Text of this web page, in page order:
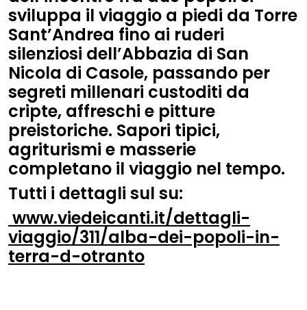
sviluppa il viaggio a piedi da Torre
Sant’Andrea fino ai ruderi
silenziosi dell’Abbazia di San
Nicola di Casole, passando per
segreti millenari custoditi da
cripte, affreschi e pitture
preistoriche. Sapori tipici,
agriturismi e masserie
completano il viaggio nel tempo.
Tutti i dettagli sul su:
www.viedeicanti.it/dettagli-
viaggio/311/alba-dei-popoli-in-
terra-d-otranto